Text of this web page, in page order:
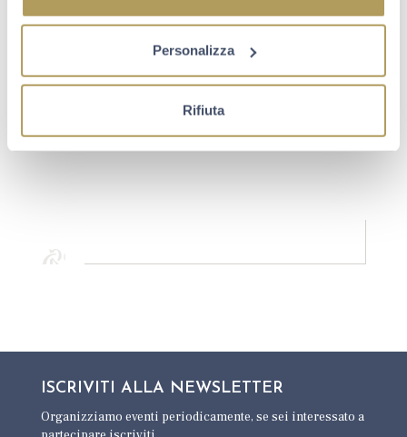
Personalizza
Rifiuta
ISCRIVITI ALLA NEWSLETTER
Organizziamo eventi periodicamente,se sei interessato a